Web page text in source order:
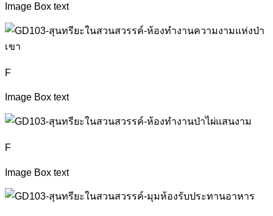
Image Box text
F
Image Box text
F
Image Box text